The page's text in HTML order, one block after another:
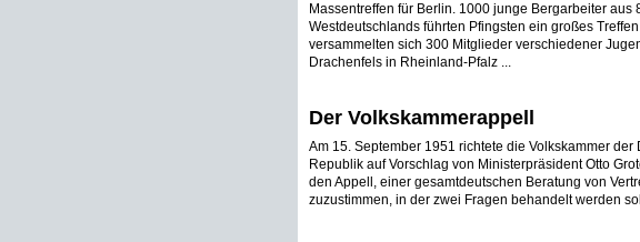
Massentreffen für Berlin. 1000 junge Bergarbeiter aus
Westdeutschlands führten Pfingsten ein großes
versammelten sich 300 Mitglieder verschiedener
Drachenfels in Rheinland-Pfalz ...
Der Volkskammerappell
Am 15. September 1951 richtete die Volkskammer
Republik auf Vorschlag von Ministerpräsident Otto
den Appell, einer gesamtdeutschen Beratung von
zuzustimmen, in der zwei Fragen behandelt werden